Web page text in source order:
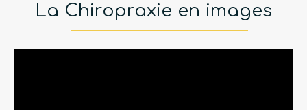
La Chiropraxie en images